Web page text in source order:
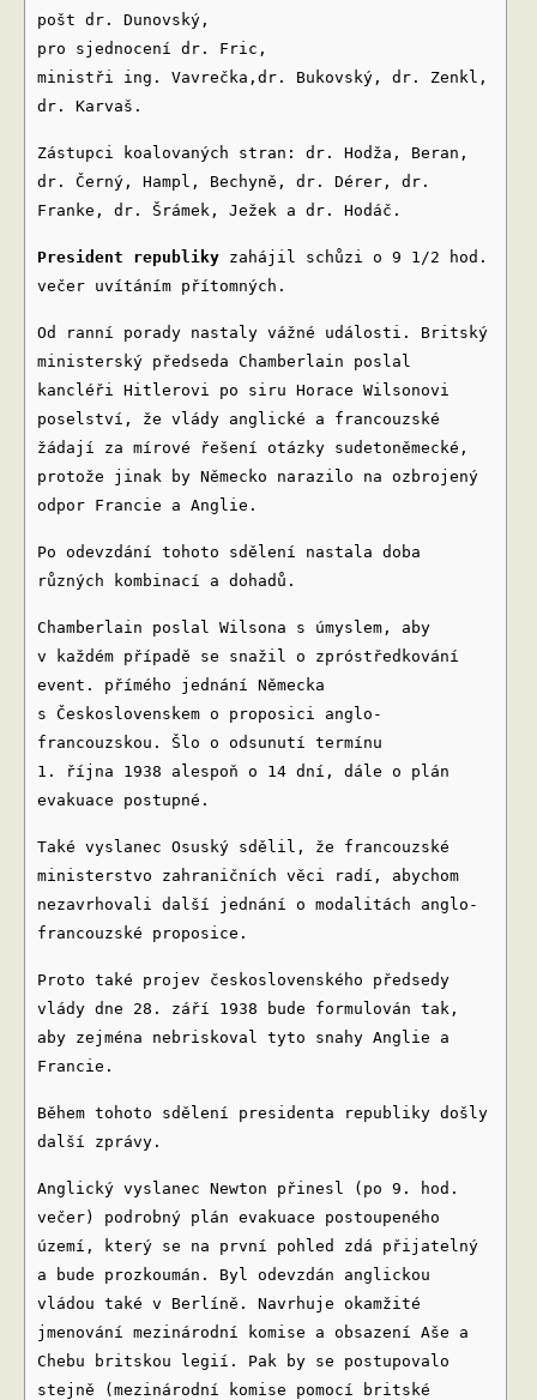
pošt dr. Dunovský,
pro sjednocení dr. Fric,
ministři ing. Vavrečka,dr. Bukovský, dr. Zenkl,
dr. Karvaš.
Zástupci koalovaných stran: dr. Hodža, Beran,
dr. Černý, Hampl, Bechyně, dr. Dérer, dr.
Franke, dr. Šrámek, Ježek a dr. Hodáč.
President republiky zahájil schůzi o 9 1/2 hod.
večer uvítáním přítomných.
Od ranní porady nastaly vážné události. Britský
ministerský předseda Chamberlain poslal
kancléři Hitlerovi po siru Horace Wilsonovi
poselství, že vlády anglické a francouzské
žádají za mírové řešení otázky sudetoněmecké,
protože jinak by Německo narazilo na ozbrojený
odpor Francie a Anglie.
Po odevzdání tohoto sdělení nastala doba
různých kombinací a dohadů.
Chamberlain poslal Wilsona s úmyslem, aby
v každém případě se snažil o zpróstředkování
event. přímého jednání Německa
s Československem o proposici anglo-
francouzskou. Šlo o odsunutí termínu
1. října 1938 alespoň o 14 dní, dále o plán
evakuace postupné.
Také vyslanec Osuský sdělil, že francouzské
ministerstvo zahraničních věci radí, abychom
nezavrhovali další jednání o modalitách anglo-
francouzské proposice.
Proto také projev československého předsedy
vlády dne 28. září 1938 bude formulován tak,
aby zejména nebriskoval tyto snahy Anglie a
Francie.
Během tohoto sdělení presidenta republiky došly
další zprávy.
Anglický vyslanec Newton přinesl (po 9. hod.
večer) podrobný plán evakuace postoupeného
území, který se na první pohled zdá přijatelný
a bude prozkoumán. Byl odevzdán anglickou
vládou také v Berlíně. Navrhuje okamžité
jmenování mezinárodní komise a obsazení Aše a
Chebu britskou legií. Pak by se postupovalo
stejně (mezinárodní komise pomocí britské